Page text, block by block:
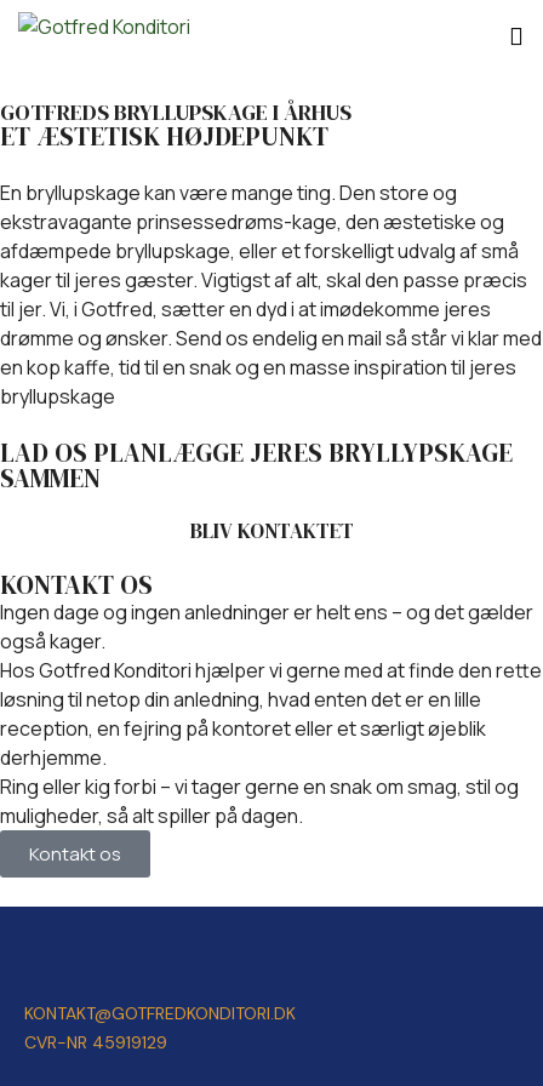
GOTFREDS BRYLLUPSKAGE I ÅRHUS
ET ÆSTETISK HØJDEPUNKT
En bryllupskage kan være mange ting. Den store og
ekstravagante prinsessedrøms-kage, den æstetiske og
afdæmpede bryllupskage, eller et forskelligt udvalg af små
kager til jeres gæster. Vigtigst af alt, skal den passe præcis
til jer. Vi, i Gotfred, sætter en dyd i at imødekomme jeres
drømme og ønsker. Send os endelig en mail så står vi klar med
en kop kaffe, tid til en snak og en masse inspiration til jeres
bryllupskage
LAD OS PLANLÆGGE JERES BRYLLYPSKAGE
SAMMEN
BLIV KONTAKTET
KONTAKT OS
Ingen dage og ingen anledninger er helt ens – og det gælder
også kager.
Hos Gotfred Konditori hjælper vi gerne med at finde den rette
løsning til netop din anledning, hvad enten det er en lille
reception, en fejring på kontoret eller et særligt øjeblik
derhjemme.
Ring eller kig forbi – vi tager gerne en snak om smag, stil og
muligheder, så alt spiller på dagen.
Kontakt os
KONTAKT@GOTFREDKONDITORI.DK
CVR-NR 45919129